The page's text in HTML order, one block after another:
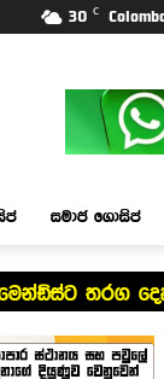
30 C
සමාජ ගොසිප්
තරග